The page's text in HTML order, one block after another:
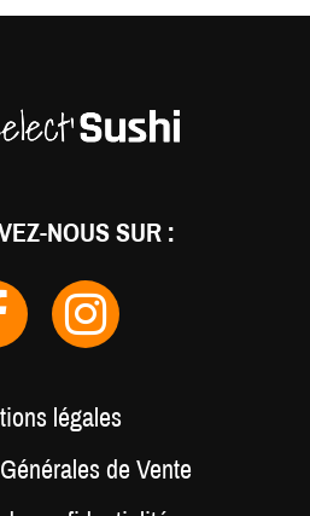
NOUS SUR :
légales
de Vente